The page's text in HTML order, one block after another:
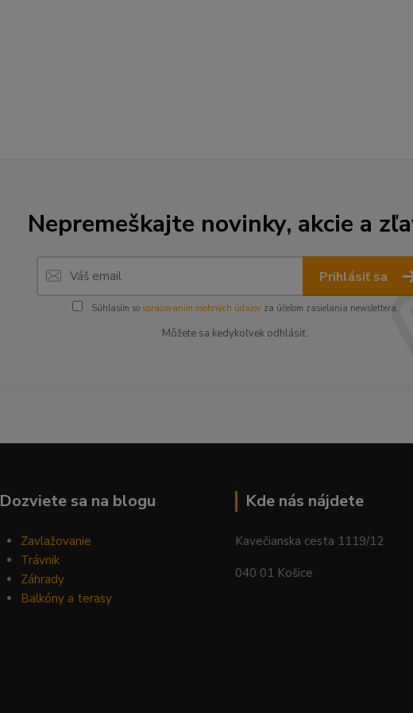
Nepremeškajte novinky, akcie a
Prihlásiť sa
Súhlasím so spracovaním osobných údajovza účelom zasielania newslettera.
Môžete sa kedykoľvek odhlásiť.
Dozviete sa na blogu
Zavlažovanie
Trávnik
Záhrady
Balkóny a terasy
Kde nás nájdete
Kavečianska cesta 1119/12
040 01 Košice